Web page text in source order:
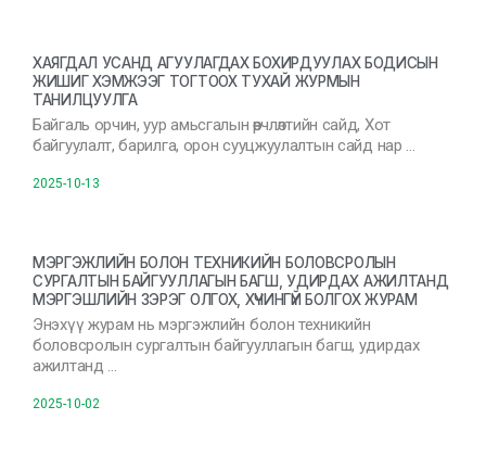
ХАЯГДАЛ УСАНД АГУУЛАГДАХ БОХИРДУУЛАХ БОДИСЫН
ЖИШИГ ХЭМЖЭЭГ ТОГТООХ ТУХАЙ ЖУРМЫН
ТАНИЛЦУУЛГА
Байгаль орчин, уур амьсгалын өөрчлөлтийн сайд, Хот
байгуулалт, барилга, орон сууцжуулалтын сайд нар …
2025-10-13
МЭРГЭЖЛИЙН БОЛОН ТЕХНИКИЙН БОЛОВСРОЛЫН
СУРГАЛТЫН БАЙГУУЛЛАГЫН БАГШ, УДИРДАХ АЖИЛТАНД
МЭРГЭШЛИЙН ЗЭРЭГ ОЛГОХ, ХҮЧИНГҮЙ БОЛГОХ ЖУРАМ
Энэхүү журам нь мэргэжлийн болон техникийн
боловсролын сургалтын байгууллагын багш, удирдах
ажилтанд …
2025-10-02